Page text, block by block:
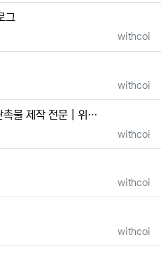
그
등록자
withcoi
등록자
withcoi
촉물 제작 전문 | 위…
등록자
withcoi
등록자
withcoi
등록자
withcoi